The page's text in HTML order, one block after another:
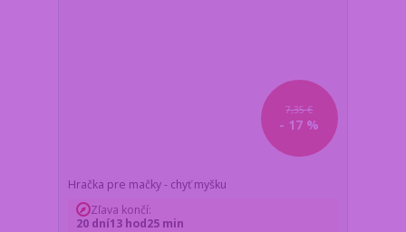
7,35 €
- 17 %
Hračka pre mačky - chyť myšku
Zľava končí:
20 dní13 hod25 min